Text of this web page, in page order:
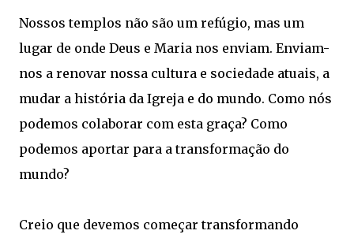
Nossos templos não são um refúgio, mas um
lugar de onde Deus e Maria nos enviam. Enviam-
nos a renovar nossa cultura e sociedade atuais, a
mudar a história da Igreja e do mundo. Como nós
podemos colaborar com esta graça? Como
podemos aportar para a transformação do
mundo?
Creio que devemos começar transformando